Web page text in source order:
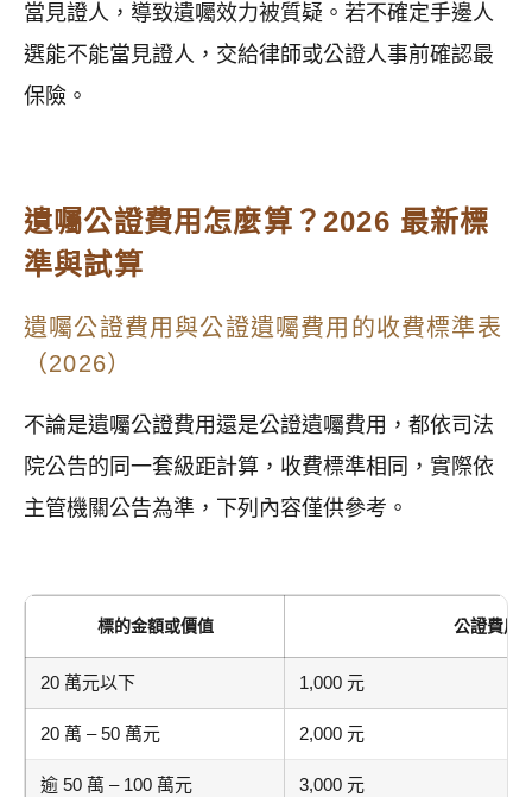
當見證人，導致遺囑效力被質疑。若不確定手邊人
選能不能當見證人，交給律師或公證人事前確認最
保險。
遺囑公證費用怎麼算？2026 最新標
準與試算
遺囑公證費用與公證遺囑費用的收費標準表
（2026）
不論是遺囑公證費用還是公證遺囑費用，都依司法
院公告的同一套級距計算，收費標準相同，實際依
主管機關公告為準，下列內容僅供參考。
標的金額或價值 公證費用
20 萬元以下 1,000 元
20 萬 – 50 萬元 2,000 元
逾 50 萬 – 100 萬元 3,000 元